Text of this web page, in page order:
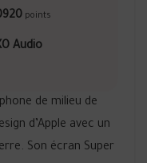
points
Audio
de milieu de
d’Apple avec un
Son écran Super